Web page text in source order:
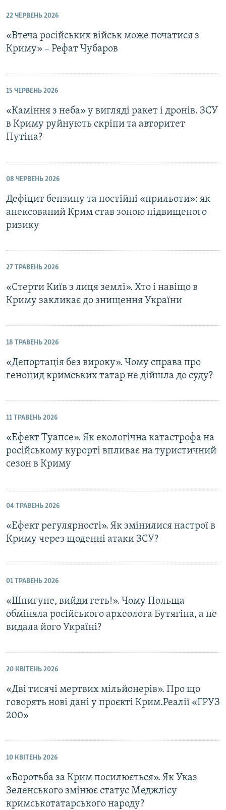
22 ЧЕРВЕНЬ 2026
«Втеча російських військ може початися з
Криму» – Рефат Чубаров
15 ЧЕРВЕНЬ 2026
«Каміння з неба» у вигляді ракет і дронів. ЗСУ
в Криму руйнують скріпи та авторитет
Путіна?
08 ЧЕРВЕНЬ 2026
Дефіцит бензину та постійні «прильоти»: як
анексований Крим став зоною підвищеного
ризику
27 ТРАВЕНЬ 2026
«Стерти Київ з лиця землі». Хто і навіщо в
Криму закликає до знищення України
18 ТРАВЕНЬ 2026
«Депортація без вироку». Чому справа про
геноцид кримських татар не дійшла до суду?
11 ТРАВЕНЬ 2026
«Ефект Туапсе». Як екологічна катастрофа на
російському курорті впливає на туристичний
сезон в Криму
04 ТРАВЕНЬ 2026
«Ефект регулярності». Як змінилися настрої в
Криму через щоденні атаки ЗСУ?
01 ТРАВЕНЬ 2026
«Шпигуне, вийди геть!». Чому Польща
обміняла російського археолога Бутягіна, а не
видала його Україні?
20 КВІТЕНЬ 2026
«Дві тисячі мертвих мільйонерів». Про що
говорять нові дані у проєкті Крим.Реалії «ГРУЗ
200»
10 КВІТЕНЬ 2026
«Боротьба за Крим посилюється». Як Указ
Зеленського змінює статус Меджлісу
кримськотатарського народу?